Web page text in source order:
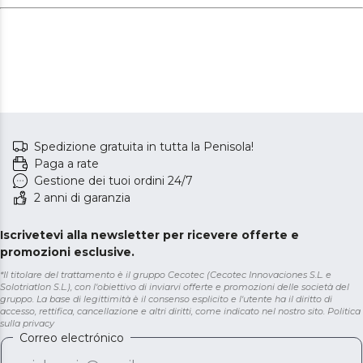
Spedizione gratuita in tutta la Penisola!
Paga a rate
Gestione dei tuoi ordini 24/7
2 anni di garanzia
Iscrivetevi alla newsletter per ricevere offerte e
promozioni esclusive.
*Il titolare del trattamento è il gruppo Cecotec (Cecotec Innovaciones S.L. e
Solotriatlon S.L.), con l'obiettivo di inviarvi offerte e promozioni delle società del
gruppo. La base di legittimità è il consenso esplicito e l'utente ha il diritto di
accesso, rettifica, cancellazione e altri diritti, come indicato nel nostro sito. Politica
sulla privacy
Correo electrónico